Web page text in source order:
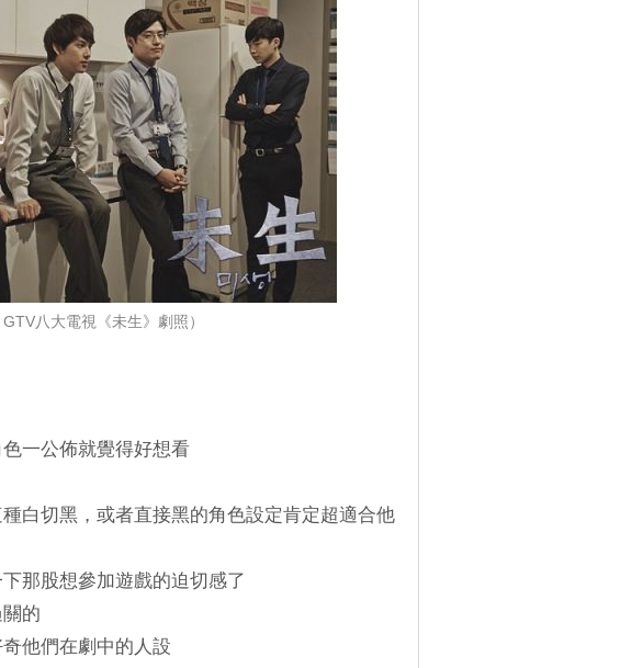
八大電視《未生》劇照）
一公佈就覺得好想看
白切黑，或者直接黑的角色設定肯定超適合他
那股想參加遊戲的迫切感了
的
他們在劇中的人設